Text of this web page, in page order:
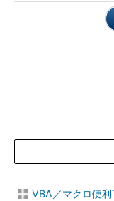
牛尾闘魂,
花田米,男,
VBA／マクロ便